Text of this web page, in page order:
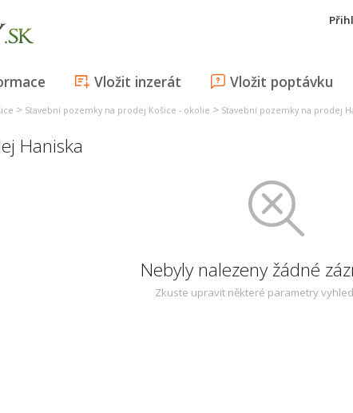
Vložit inzerát Vložit poptávku
> Stavební pozemky na prodej Košice - okolie > Stavební pozemky na prodej
Haniska
Nebyly nalezeny žádné
Zkuste upravit některé parametry